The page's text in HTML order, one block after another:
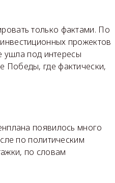
только фактами. По
прожектов
ушла под интересы
Победы, где фактически,
появилось много
по политическим
по словам